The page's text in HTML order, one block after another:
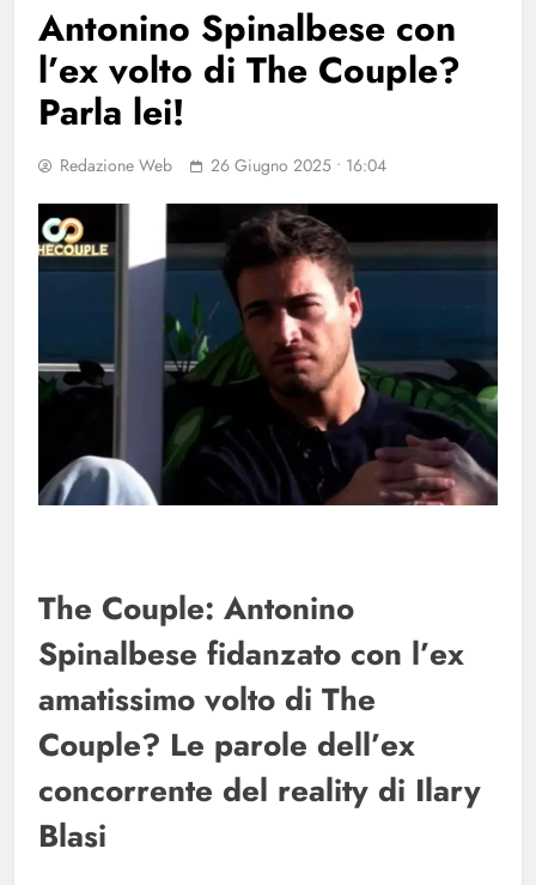
Antonino Spinalbese con
l’ex volto di The Couple?
Parla lei!
Redazione Web 26 Giugno 2025 • 16:04
The Couple: Antonino
Spinalbese fidanzato con l’ex
amatissimo volto di The
Couple? Le parole dell’ex
concorrente del reality di Ilary
Blasi